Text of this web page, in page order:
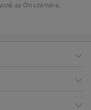
az Ön számára.